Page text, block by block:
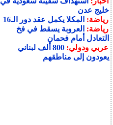
خليج عدن
رياضة: المكلا يكمل عقد دور الـ16
رياضة: العروبة يسقط في فخ
التعادل أمام فحمان
عربي ودولي:
800 ألف لبناني
يعودون إلى مناطقهم